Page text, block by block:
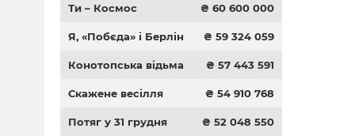
Ти – Космос ₴ 60 600 000
Я, «Побєда» і Берлін ₴ 59 324 059
Конотопська відьма ₴ 57 443 591
Скажене весілля ₴ 54 910 768
Потяг у 31 грудня ₴ 52 048 550